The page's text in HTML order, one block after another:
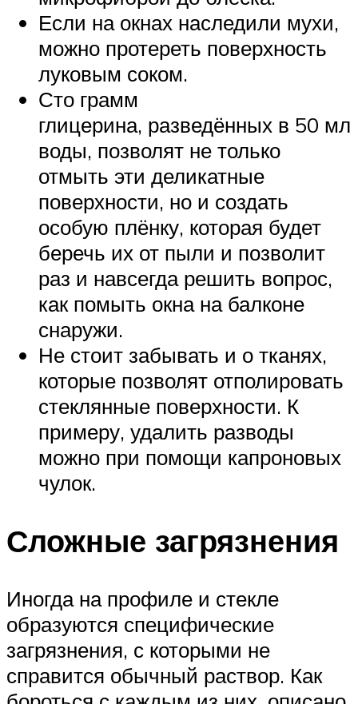
Если на окнах наследили мухи,
можно протереть поверхность
луковым соком.
Сто грамм
глицерина, разведённых в 50 мл
воды, позволят не только
отмыть эти деликатные
поверхности, но и создать
особую плёнку, которая будет
беречь их от пыли и позволит
раз и навсегда решить вопрос,
как помыть окна на балконе
снаружи.
Не стоит забывать и о тканях,
которые позволят отполировать
стеклянные поверхности. К
примеру, удалить разводы
можно при помощи капроновых
чулок.
Сложные загрязнения
Иногда на профиле и стекле
образуются специфические
загрязнения, с которыми не
справится обычный раствор. Как